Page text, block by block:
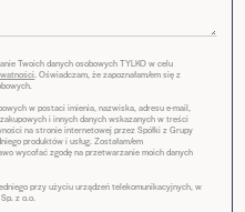
Twoich danych osobowych TYLKO w celu
. Oświadczam, że zapoznałam/em się z
w postaci imienia, nazwiska, adresu e-mail,
i innych danych wskazanych w treści
na stronie internetowej przez Spółki z Grupy
produktów i usług. Zostałam/em
wycofać zgodę na przetwarzanie moich danych
przy użyciu urządzeń telekomunikacyjnych, w
z o.o.